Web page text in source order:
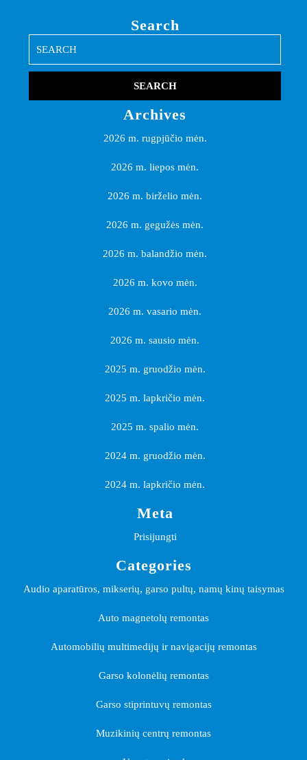
Search
for:
Archives
2026 m. rugpjūčio mėn.
2026 m. liepos mėn.
2026 m. birželio mėn.
2026 m. gegužės mėn.
2026 m. balandžio mėn.
2026 m. kovo mėn.
2026 m. vasario mėn.
2026 m. sausio mėn.
2025 m. gruodžio mėn.
2025 m. lapkričio mėn.
2025 m. spalio mėn.
2024 m. gruodžio mėn.
2024 m. lapkričio mėn.
Meta
Prisijungti
Categories
Audio aparatūros, mikserių, garso pultų, namų kinų taisymas
Auto magnetolų remontas
Automobilių multimedijų ir navigacijų remontas
Garso kolonėlių remontas
Garso stiprintuvų remontas
Muzikinių centrų remontas